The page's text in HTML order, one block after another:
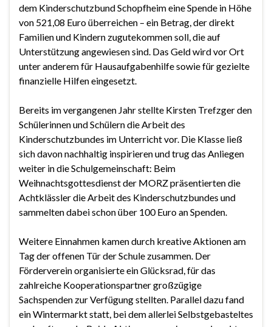
dem Kinderschutzbund Schopfheim eine Spende in Höhe
von 521,08 Euro überreichen – ein Betrag, der direkt
Familien und Kindern zugutekommen soll, die auf
Unterstützung angewiesen sind. Das Geld wird vor Ort
unter anderem für Hausaufgabenhilfe sowie für gezielte
finanzielle Hilfen eingesetzt.
Bereits im vergangenen Jahr stellte Kirsten Trefzger den
Schülerinnen und Schülern die Arbeit des
Kinderschutzbundes im Unterricht vor. Die Klasse ließ
sich davon nachhaltig inspirieren und trug das Anliegen
weiter in die Schulgemeinschaft: Beim
Weihnachtsgottesdienst der MORZ präsentierten die
Achtklässler die Arbeit des Kinderschutzbundes und
sammelten dabei schon über 100 Euro an Spenden.
Weitere Einnahmen kamen durch kreative Aktionen am
Tag der offenen Tür der Schule zusammen. Der
Förderverein organisierte ein Glücksrad, für das
zahlreiche Kooperationspartner großzügige
Sachspenden zur Verfügung stellten. Parallel dazu fand
ein Wintermarkt statt, bei dem allerlei Selbstgebasteltes